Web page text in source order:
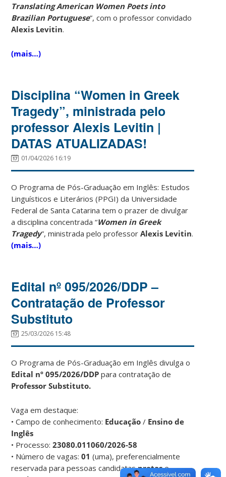
Translating American Women Poets into
Brazilian Portuguese”, com o professor convidado
Alexis Levitin.
(mais…)
Disciplina “Women in Greek
Tragedy”, ministrada pelo
professor Alexis Levitin |
DATAS ATUALIZADAS!
01/04/2026 16:19
O Programa de Pós-Graduação em Inglês: Estudos
Linguísticos e Literários (PPGI) da Universidade
Federal de Santa Catarina tem o prazer de divulgar
a disciplina concentrada “Women in Greek
Tragedy”, ministrada pelo professorAlexis Levitin.
(mais…)
Edital nº 095/2026/DDP –
Contratação de Professor
Substituto
25/03/2026 15:48
O Programa de Pós-Graduação em Inglês divulga o
Edital nº 095/2026/DDP para contratação de
Professor Substituto.
Vaga em destaque:
• Campo de conhecimento: Educação / Ensino de
Inglês
• Processo:23080.011060/2026-58
• Número de vagas:01 (uma), preferencialmente
reservada para pessoas candidataspretase